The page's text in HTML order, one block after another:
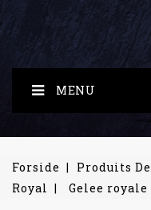
MENU
Forside Produits
Royal
Gelee